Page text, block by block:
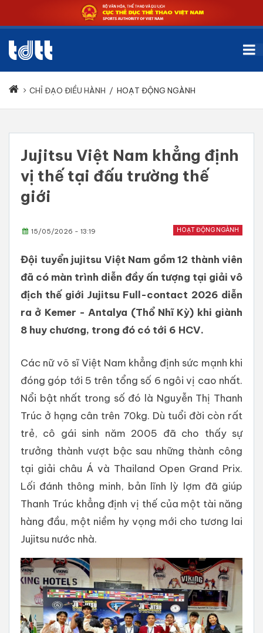
CHỈ ĐẠO ĐIỀU HÀNH / HOẠT ĐỘNG NGÀNH
Jujitsu Việt Nam khẳng định
vị thế tại đấu trường thế
giới
HOẠT ĐỘNG NGÀNH
15/05/2026 - 13:19
Đội tuyển jujitsu Việt Nam gồm 12 thành viên
đã có màn trình diễn đầy ấn tượng tại giải vô
địch thế giới Jujitsu Full-contact 2026 diễn
ra ở Kemer - Antalya (Thổ Nhĩ Kỳ) khi giành
8 huy chương, trong đó có tới 6 HCV.
Các nữ võ sĩ Việt Nam khẳng định sức mạnh khi
đóng góp tới 5 trên tổng số 6 ngôi vị cao nhất.
Nổi bật nhất trong số đó là Nguyễn Thị Thanh
Trúc ở hạng cân trên 70kg. Dù tuổi đời còn rất
trẻ, cô gái sinh năm 2005 đã cho thấy sự
trưởng thành vượt bậc sau những thành công
tại giải châu Á và Thailand Open Grand Prix.
Lối đánh thông minh, bản lĩnh lỳ lợm đã giúp
Thanh Trúc khẳng định vị thế của một tài năng
hàng đầu, một niềm hy vọng mới cho tương lai
Jujitsu nước nhà.